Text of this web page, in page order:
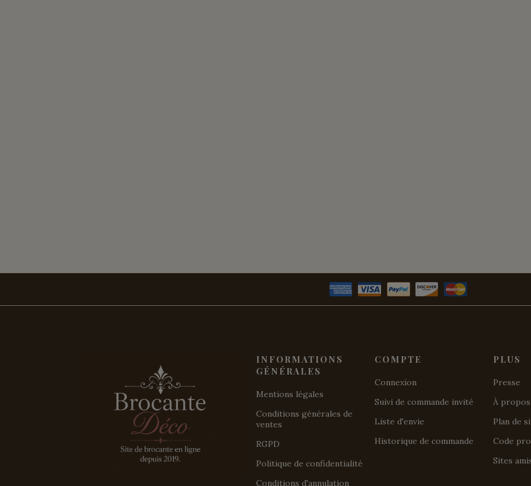
INFORMATIONS
GÉNÉRALES
Mentions légales
Conditions générales de
ventes
RGPD
Politique de confidentialité
Conditions d'annulation
COMPTE
Connexion
Suivi de commande invité
Liste d'envie
Historique de commande
PLUS
Presse
À propos
Plan de
Code
Sites